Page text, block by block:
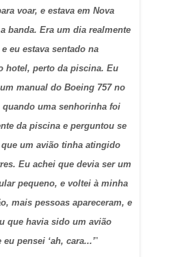
voar, e estava em Nova
banda. Era um dia realmente
eu estava sentado na
hotel, perto da piscina. Eu
manual do Boeing 757 no
uma senhorinha foi
da piscina e perguntou se
que um avião tinha atingido
Eu achei que devia ser um
pequeno, e voltei à minha
mais pessoas apareceram, e
que havia sido um avião
pensei ‘ah, cara...’”